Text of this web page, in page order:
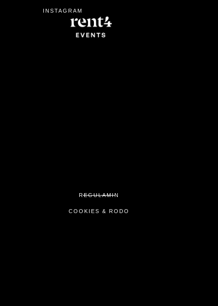
INSTAGRAM
REGULAMIN
COOKIES & RODO